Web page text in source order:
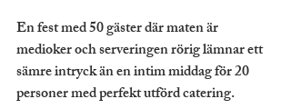
En fest med 50 gäster där maten är
medioker och serveringen rörig lämnar ett
sämre intryck än en intim middag för 20
personer med perfekt utförd catering.